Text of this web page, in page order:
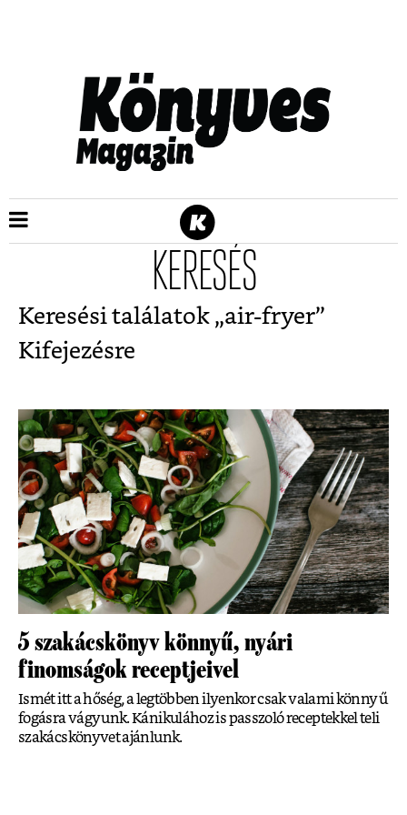
KERESÉS
Keresési találatok „air-fryer”
Kifejezésre
5 szakácskönyv könnyű, nyári
finomságok receptjeivel
Ismét itt a hőség, a legtöbben ilyenkor csak valami könnyű
fogásra vágyunk. Kánikulához is passzoló receptekkel teli
szakácskönyvet ajánlunk.